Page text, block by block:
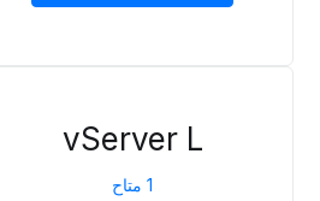
vServer L
1 متاح